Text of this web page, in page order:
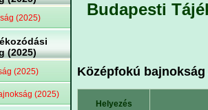
(2025)
(2025)
(2025)
(2025)
Budapesti
Középfokú
Helyezés